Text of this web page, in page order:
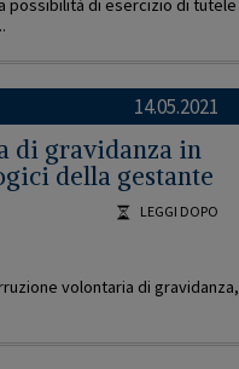
14.05.2021
di gravidanza in
della gestante
LEGGI DOPO
volontaria di gravidanza,